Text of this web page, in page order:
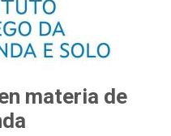
materia de